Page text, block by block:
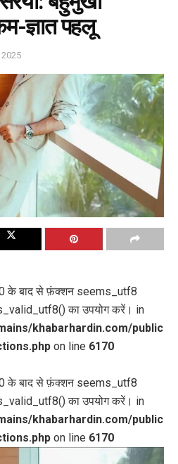
ज्ञात पहलू
के बाद से फ़ंक्शन seems_utf8
का उपयोग करें। in
khabarhardin.com/public
on line 6170
के बाद से फ़ंक्शन seems_utf8
का उपयोग करें। in
khabarhardin.com/public
on line 6170